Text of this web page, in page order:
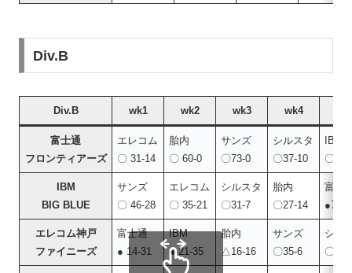
Div.B
Div.B wk1 wk2 wk3 wk4
富士通
フロンティアーズ
エレコム
〇 31-14
胎内
〇 60-0
サンズ
〇73-0
シルスタ
〇37-10
IBM
〇43-
IBM
BIG BLUE
サンズ
〇 46-28
エレコム
〇 35-21
シルスタ
〇31-7
胎内
〇27-14
富士
●7-43
エレコム神戸
ファイニーズ
富士通
● 14-31
IBM
● 21-35
胎内
△16-16
サンズ
〇35-6
シル
〇13-